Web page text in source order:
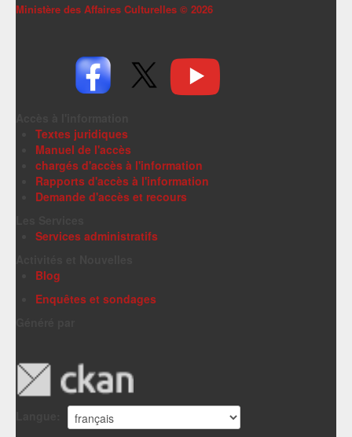
Ministère des Affaires Culturelles © 2026
Textes juridiques
Manuel de l'accès
chargés d'accès à l'information
Rapports d'accès à l'information
Demande d'accès et recours
Services administratifs
Blog
Enquêtes et sondages